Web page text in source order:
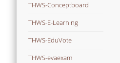
THWS-Conceptboard
THWS-E-Learning
THWS-EduVote
THWS-evaexam